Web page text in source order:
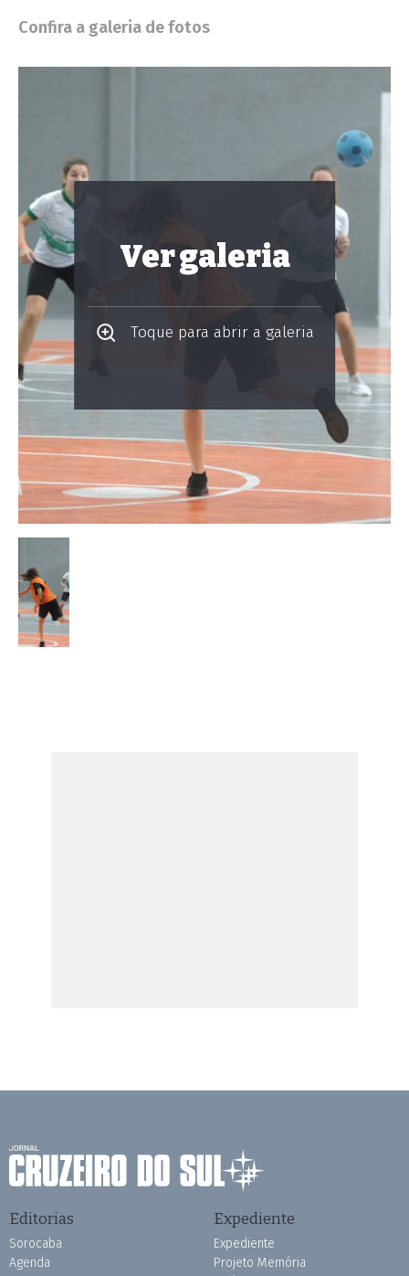
Confira a galeria de fotos
Ver galeria
Toque para abrir a galeria
Editorias
Sorocaba
Agenda
Expediente
Expediente
Projeto Memória